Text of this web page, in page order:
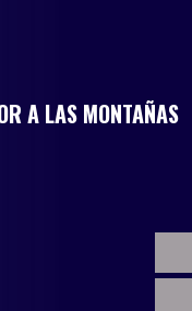
A LAS MONTAÑAS